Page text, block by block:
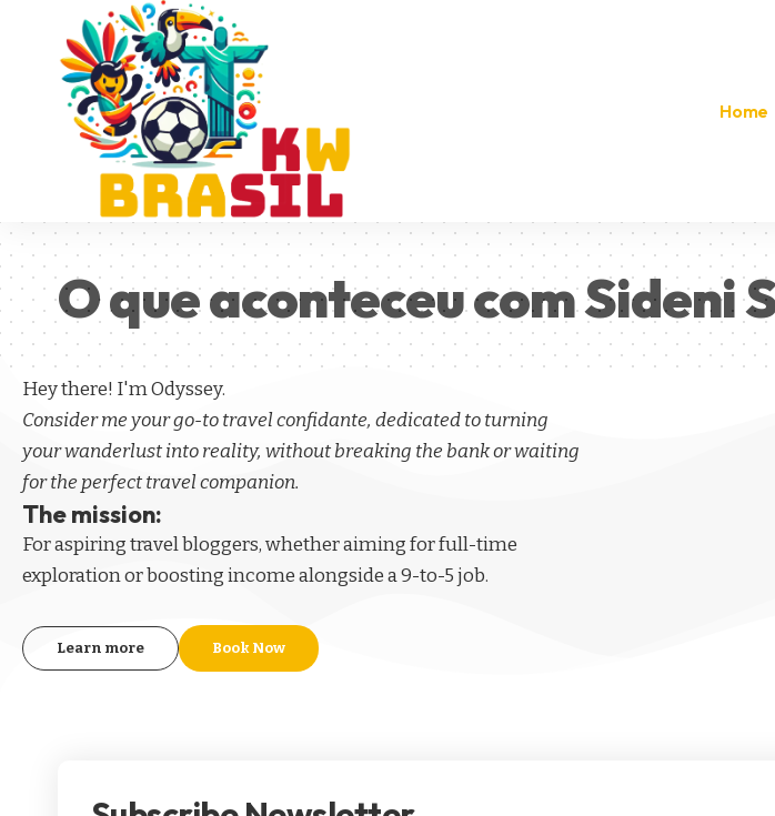
Home
O que aconteceu com Sideni
Hey there! I'm Odyssey.
Consider me your go-to travel confidante, dedicated to turning
your wanderlust into reality, without breaking the bank or waiting
for the perfect travel companion.
The mission:
For aspiringtravel bloggers, whether aiming for full-time
exploration or boosting income alongside a 9-to-5 job.
Learn more Book Now